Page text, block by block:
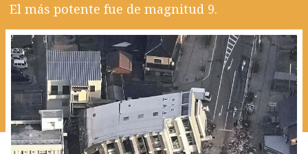
El más potente fue de magnitud 9.